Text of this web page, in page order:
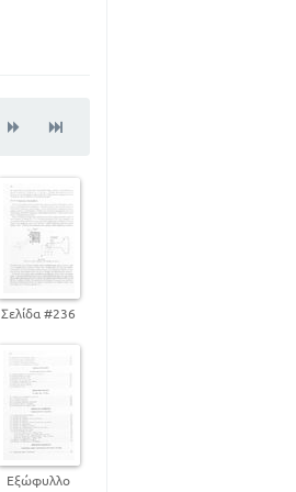
188
200
216
Σελίδα #236
Εξώφυλλο